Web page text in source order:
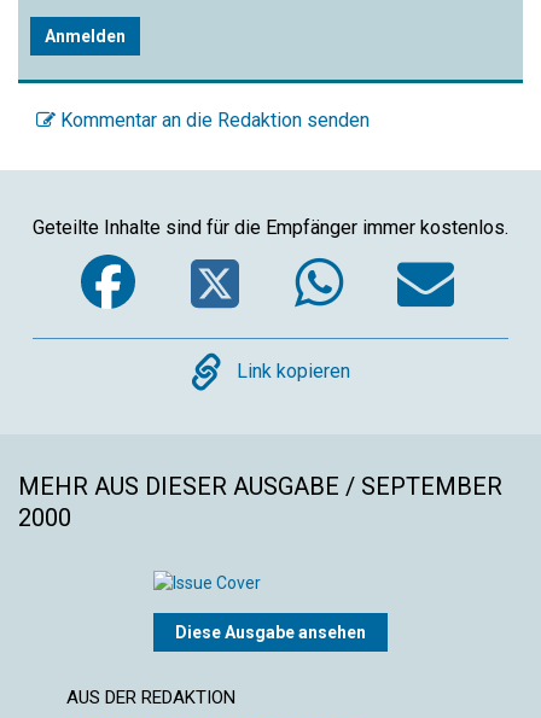
Anmelden
Kommentar an die Redaktion senden
Geteilte Inhalte sind für die Empfänger immer kostenlos.
Facebook
Twitter
Copy
Link kopieren
MEHR AUS DIESER AUSGABE / SEPTEMBER
2000
Diese Ausgabe ansehen
AUS DER REDAKTION